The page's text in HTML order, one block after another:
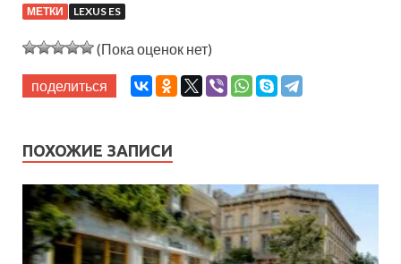
МЕТКИ LEXUS ES
(Пока оценок нет)
поделиться
ПОХОЖИЕ ЗАПИСИ